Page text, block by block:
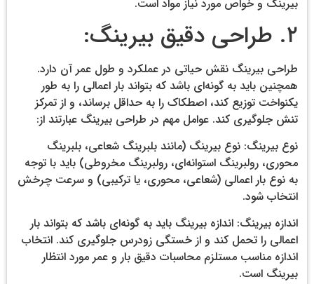
بیرینگ و خواص مورد نیاز مواد است.
۲. طراحی دقیق بیرینگ:
طراحی بیرینگ نقش حیاتی در عملکرد و طول عمر آن دارد.
همچنین باید به گونه‌ای باشد که بتواند بار اعمالی را به طور
یکنواخت توزیع کند، اصطکاک را به حداقل برساند، و از تمرکز
تنش جلوگیری کند. عوامل مهم در طراحی بیرینگ عبارتند از:
نوع بیرینگ: نوع بیرینگ (مانند بلبرینگ شعاعی، بلبرینگ
محوری، رولبرینگ استوانه‌ای، رولبرینگ مخروطی) باید با توجه
به نوع بار اعمالی (شعاعی، محوری، یا ترکیبی) و سرعت چرخش
انتخاب شود.
اندازه بیرینگ: اندازه بیرینگ باید به گونه‌ای باشد که بتواند بار
اعمالی را تحمل کند و از خستگی زودرس جلوگیری کند. انتخاب
اندازه مناسب مستلزم محاسبات دقیق بار و عمر مورد انتظار
بیرینگ است.